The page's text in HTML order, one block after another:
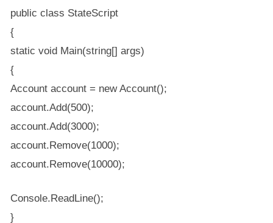
public class StateScript
{
static void Main(string[] args)
{
Account account = new Account();
account.Add(500);
account.Add(3000);
account.Remove(1000);
account.Remove(10000);
Console.ReadLine();
}